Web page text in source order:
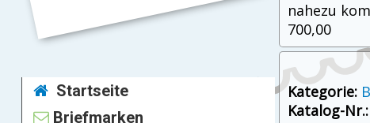
Startseite
Briefmarken
nahezu
700,00
Kategorie:
Katalog-Nr.: